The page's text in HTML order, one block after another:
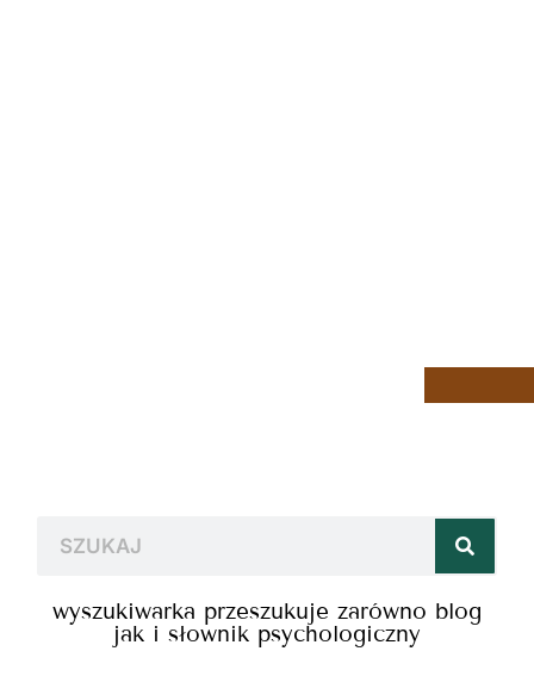
wyszukiwarka przeszukuje zarówno blog
jak i słownik psychologiczny